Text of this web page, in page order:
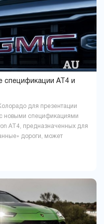
16
5
16
7
спецификации AT4 и
для презентации
новыми спецификациями
AT4, предназначенных для
дороги, может